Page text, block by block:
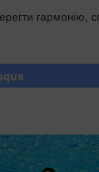
гармонію,